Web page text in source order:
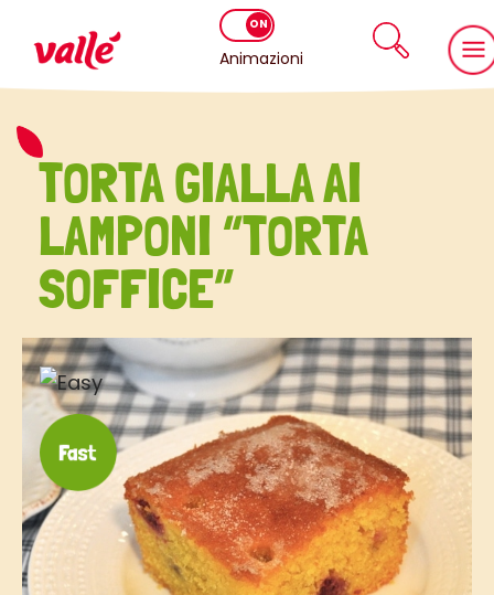
Animazioni
TORTA GIALLA AI
LAMPONI “TORTA
SOFFICE”